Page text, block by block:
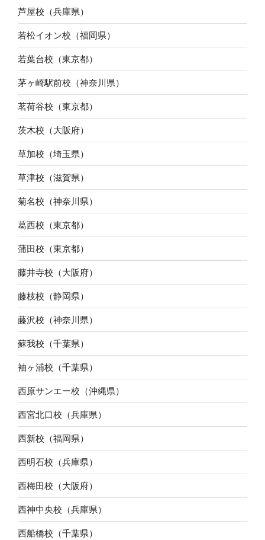
芦屋校（兵庫県）
若松イオン校（福岡県）
若葉台校（東京都）
茅ヶ崎駅前校（神奈川県）
茗荷谷校（東京都）
茨木校（大阪府）
草加校（埼玉県）
草津校（滋賀県）
菊名校（神奈川県）
葛西校（東京都）
蒲田校（東京都）
藤井寺校（大阪府）
藤枝校（静岡県）
藤沢校（神奈川県）
蘇我校（千葉県）
袖ヶ浦校（千葉県）
西原サンエー校（沖縄県）
西宮北口校（兵庫県）
西新校（福岡県）
西明石校（兵庫県）
西梅田校（大阪府）
西神中央校（兵庫県）
西船橋校（千葉県）